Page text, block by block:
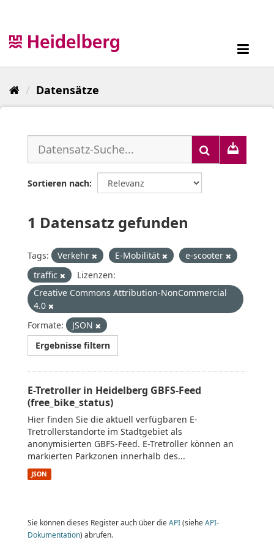
Datensätze
Sortieren nach
1 Datensatz gefunden
Tags: Verkehr E-Mobilität
e-scooter
traffic
Lizenzen:
Creative Commons Attribution-NonCommercial
4.0
Formate:
JSON
Ergebnisse filtern
E-Tretroller in Heidelberg GBFS-Feed
(free_bike_status)
Hier finden Sie die aktuell verfügbaren E-
Tretrollerstandorte im Stadtgebiet als
anonymisierten GBFS-Feed. E-Tretroller können an
markierten Parkzonen innerhalb des...
JSON
Sie können dieses Register auch über die API(siehe API-
Dokumentation) abrufen.